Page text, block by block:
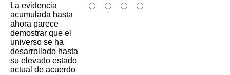
La evidencia
acumulada hasta
ahora parece
demostrar que el
universo se ha
desarrollado hasta
su elevado estado
actual de acuerdo